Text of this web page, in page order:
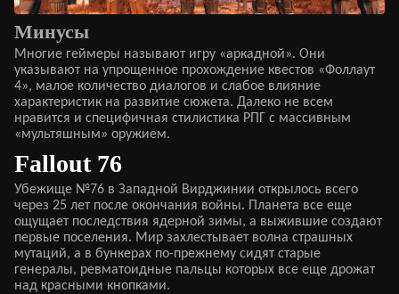
Минусы
Многие геймеры называют игру «аркадной». Они
указывают на упрощенное прохождение квестов «Фоллаут
4», малое количество диалогов и слабое влияние
характеристик на развитие сюжета. Далеко не всем
нравится и специфичная стилистика РПГ с массивным
«мультяшным» оружием.
Fallout 76
Убежище №76 в Западной Вирджинии открылось всего
через 25 лет после окончания войны. Планета все еще
ощущает последствия ядерной зимы, а выжившие создают
первые поселения. Мир захлестывает волна страшных
мутаций, а в бункерах по-прежнему сидят старые
генералы, ревматоидные пальцы которых все еще дрожат
над красными кнопками.